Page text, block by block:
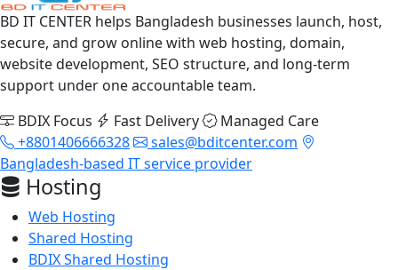
BD IT CENTER helps Bangladesh businesses launch, host,
secure, and grow online with web hosting, domain,
website development, SEO structure, and long-term
support under one accountable team.
BDIX Focus
Fast Delivery
Managed Care
+8801406666328
sales@bditcenter.com
Bangladesh-based IT service provider
Hosting
Web Hosting
Shared Hosting
BDIX Shared Hosting